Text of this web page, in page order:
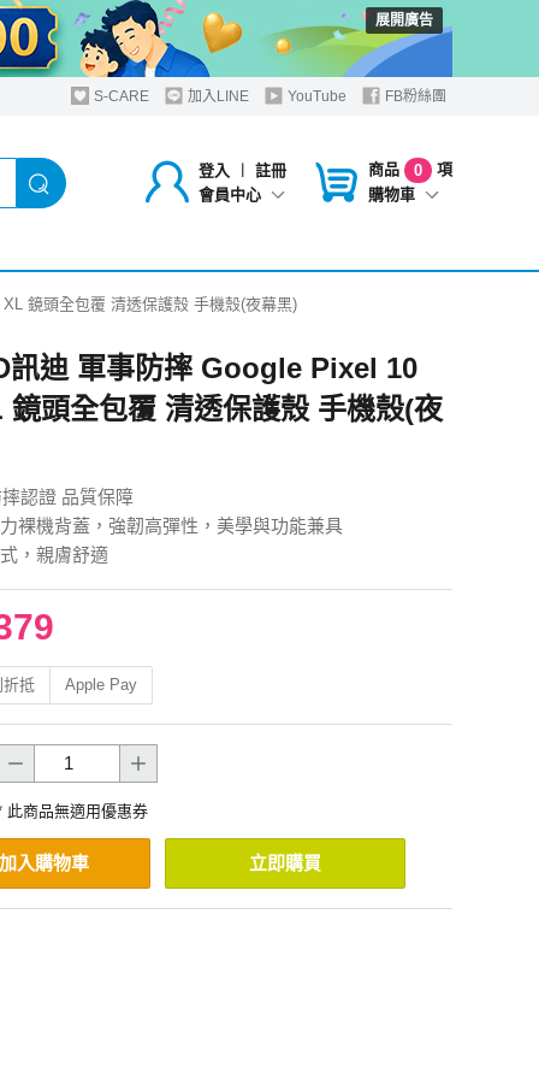
展開廣告
S-CARE 加入LINE YouTube FB粉絲團
登入 ︱
註冊
會員中心
商品 0
項
購物車
鏡頭全包覆 清透保護殼 手機殼(夜幕黑)
訊迪 軍事防摔 Google Pixel 10
鏡頭全包覆 清透保護殼 手機殼(夜
認證 品質保障
裸機背蓋，強韌高彈性，美學與功能兼具
，親膚舒適
抵 Apple Pay
此商品無適用優惠券
加入購物車 立即購買